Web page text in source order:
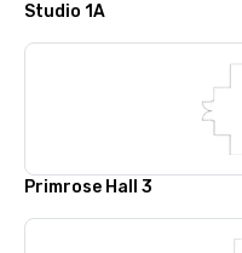
Studio 1A
Primrose Hall 3